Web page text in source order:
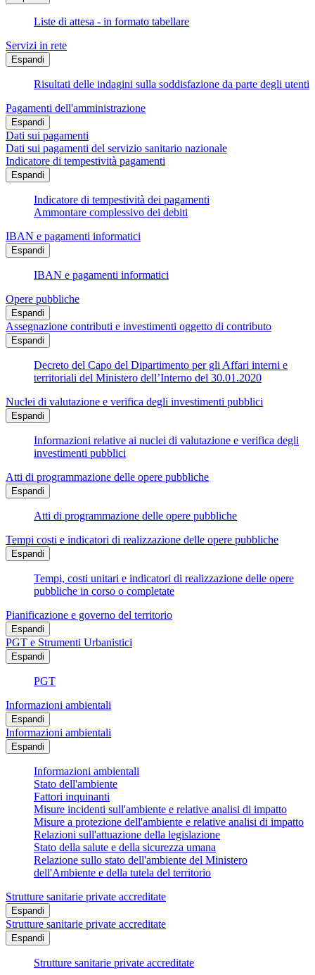
Liste di attesa - in formato tabellare
Servizi in rete
Espandi
Risultati delle indagini sulla soddisfazione da parte degli utenti
Pagamenti dell'amministrazione
Espandi
Dati sui pagamenti
Dati sui pagamenti del servizio sanitario nazionale
Indicatore di tempestività pagamenti
Espandi
Indicatore di tempestività dei pagamenti
Ammontare complessivo dei debiti
IBAN e pagamenti informatici
Espandi
IBAN e pagamenti informatici
Opere pubbliche
Espandi
Assegnazione contributi e investimenti oggetto di contributo
Espandi
Decreto del Capo del Dipartimento per gli Affari interni e
territoriali del Ministero dell’Interno del 30.01.2020
Nuclei di valutazione e verifica degli investimenti pubblici
Espandi
Informazioni relative ai nuclei di valutazione e verifica degli
investimenti pubblici
Atti di programmazione delle opere pubbliche
Espandi
Atti di programmazione delle opere pubbliche
Tempi costi e indicatori di realizzazione delle opere pubbliche
Espandi
Tempi, costi unitari e indicatori di realizzazione delle opere
pubbliche in corso o completate
Pianificazione e governo del territorio
Espandi
PGT e Strumenti Urbanistici
Espandi
PGT
Informazioni ambientali
Espandi
Informazioni ambientali
Espandi
Informazioni ambientali
Stato dell'ambiente
Fattori inquinanti
Misure incidenti sull'ambiente e relative analisi di impatto
Misure a protezione dell'ambiente e relative analisi di impatto
Relazioni sull'attuazione della legislazione
Stato della salute e della sicurezza umana
Relazione sullo stato dell'ambiente del Ministero
dell'Ambiente e della tutela del territorio
Strutture sanitarie private accreditate
Espandi
Strutture sanitarie private accreditate
Espandi
Strutture sanitarie private accreditate